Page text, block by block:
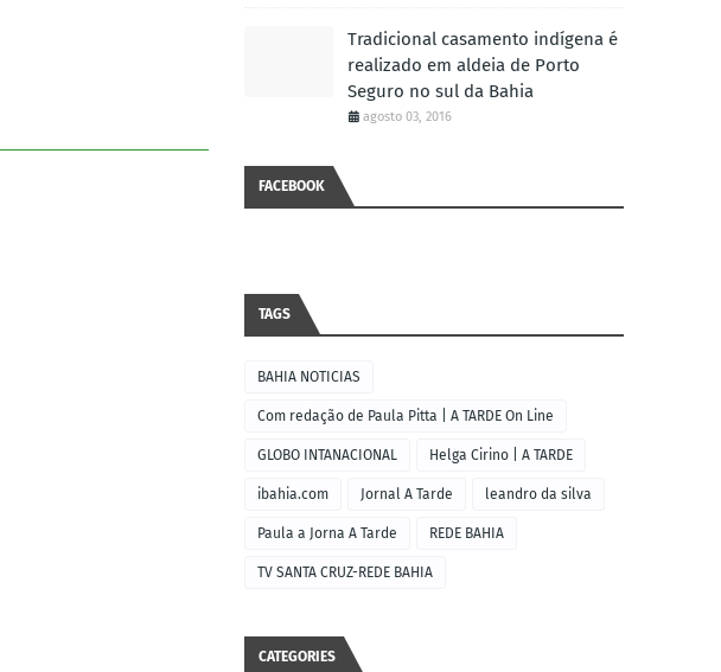
Tradicional casamento indígena é
realizado em aldeia de Porto
Seguro no sul da Bahia
agosto 03, 2016
FACEBOOK
TAGS
BAHIA NOTICIAS
Com redação de Paula Pitta | A TARDE On Line
GLOBO INTANACIONAL Helga Cirino | A TARDE
ibahia.com Jornal A Tarde leandro da silva
Paula a Jorna A Tarde REDE BAHIA
TV SANTA CRUZ-REDE BAHIA
CATEGORIES